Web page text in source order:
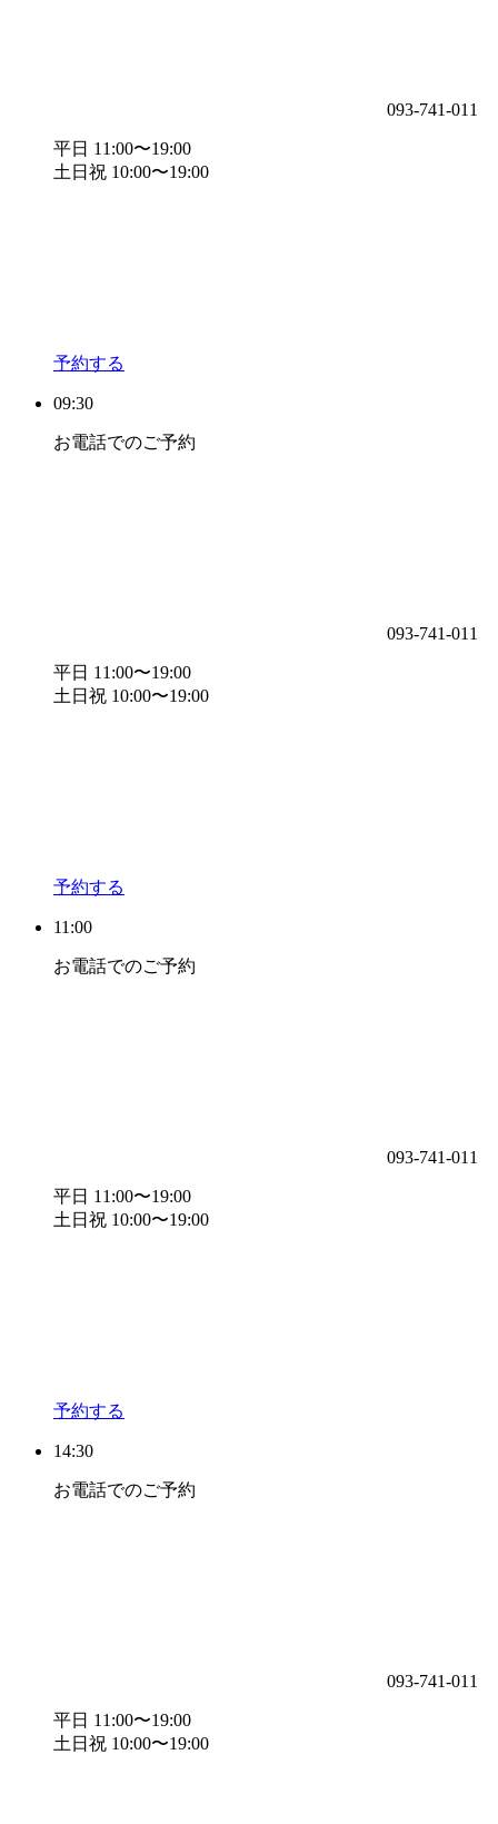
093-741-011
平日 11:00〜19:00
土日祝 10:00〜19:00
予約する
09:30
お電話でのご予約
093-741-011
平日 11:00〜19:00
土日祝 10:00〜19:00
予約する
11:00
お電話でのご予約
093-741-011
平日 11:00〜19:00
土日祝 10:00〜19:00
予約する
14:30
お電話でのご予約
093-741-011
平日 11:00〜19:00
土日祝 10:00〜19:00